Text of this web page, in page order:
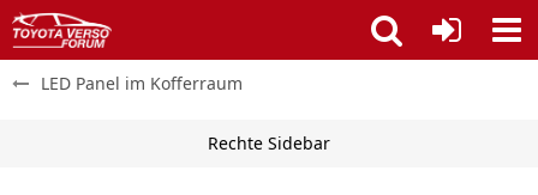
LED Panel im Kofferraum